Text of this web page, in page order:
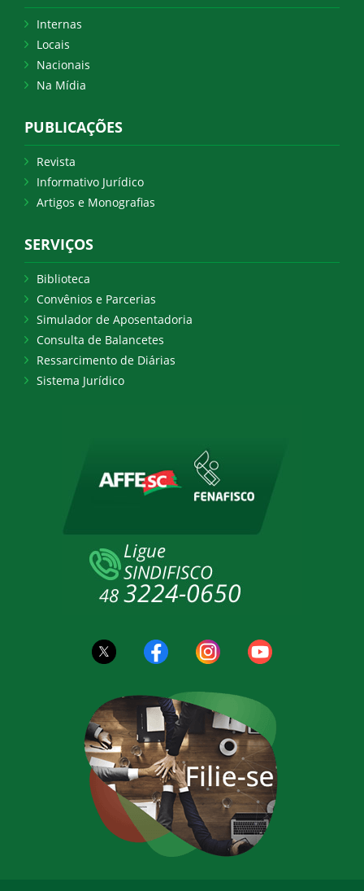
Internas
Locais
Nacionais
Na Mídia
PUBLICAÇÕES
Revista
Informativo Jurídico
Artigos e Monografias
SERVIÇOS
Biblioteca
Convênios e Parcerias
Simulador de Aposentadoria
Consulta de Balancetes
Ressarcimento de Diárias
Sistema Jurídico